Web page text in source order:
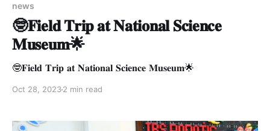
news
🤓𝐅𝐢𝐞𝐥𝐝 𝐓𝐫𝐢𝐩 𝐚𝐭 𝐍𝐚𝐭𝐢𝐨𝐧𝐚𝐥 𝐒𝐜𝐢𝐞𝐧𝐜𝐞
𝐌𝐮𝐬𝐞𝐮𝐦🌟
🤓𝐅𝐢𝐞𝐥𝐝 𝐓𝐫𝐢𝐩 𝐚𝐭 𝐍𝐚𝐭𝐢𝐨𝐧𝐚𝐥 𝐒𝐜𝐢𝐞𝐧𝐜𝐞 𝐌𝐮𝐬𝐞𝐮𝐦🌟
Oct 28, 20232 min read